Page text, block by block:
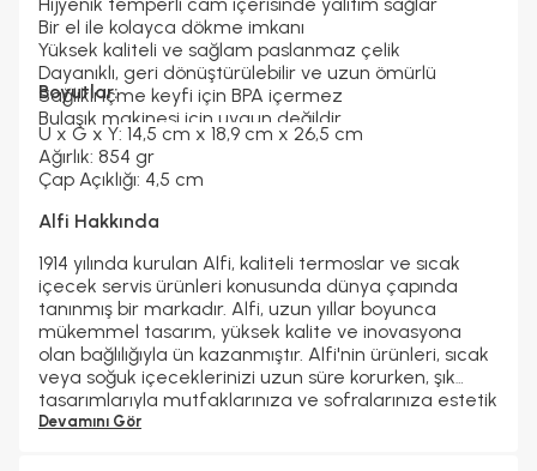
Bir el ile kolayca dökme imkanı
Yüksek kaliteli ve sağlam paslanmaz çelik
Dayanıklı, geri dönüştürülebilir ve uzun ömürlü
Sağlıklı içme keyfi için BPA içermez
Bulaşık makinesi için uygun değildir
Boyutlar:
U x G x Y: 14,5 cm x 18,9 cm x 26,5 cm
Ağırlık: 854 gr
Çap Açıklığı: 4,5 cm
Alfi Hakkında
1914 yılında kurulan Alfi, kaliteli termoslar ve sıcak
içecek servis ürünleri konusunda dünya çapında
tanınmış bir markadır. Alfi, uzun yıllar boyunca
mükemmel tasarım, yüksek kalite ve inovasyona
olan bağlılığıyla ün kazanmıştır. Alfi'nin ürünleri, sıcak
veya soğuk içeceklerinizi uzun süre korurken, şık
tasarımlarıyla mutfaklarınıza ve sofralarınıza estetik
bir dokunuş katmaktadır. Alfi, sıcak içeceklerinizi en
Devamını Gör